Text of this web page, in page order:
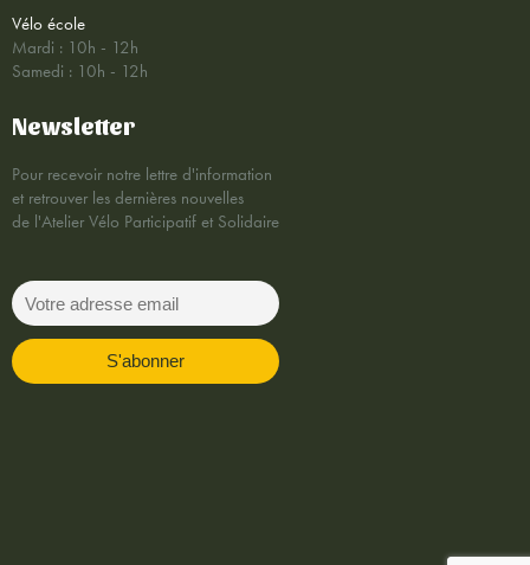
Vélo école
Mardi : 10h - 12h
Samedi : 10h - 12h
Newsletter
Pour recevoir notre lettre d'information
et retrouver les dernières nouvelles
de l'Atelier Vélo Participatif et Solidaire